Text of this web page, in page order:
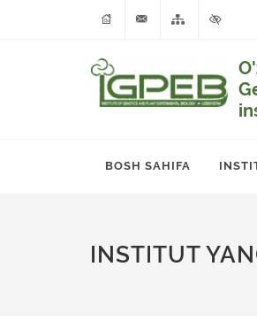
BOSH SAHIFA
INSTITUT